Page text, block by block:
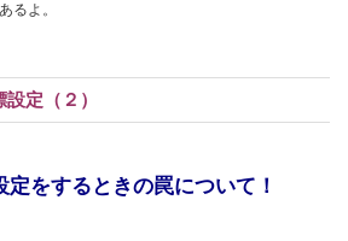
るよ。
定（２）
定をするときの罠について！